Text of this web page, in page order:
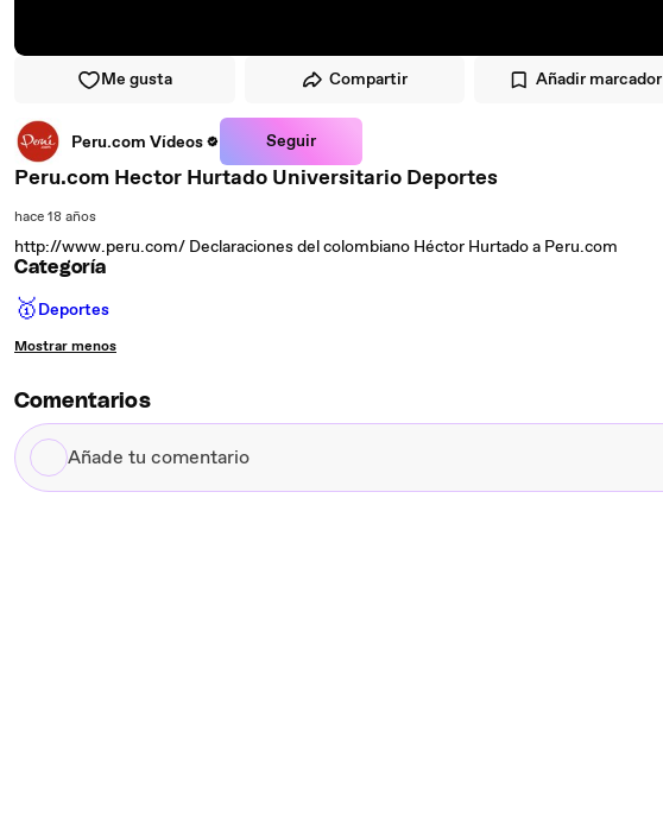
Me gusta Compartir Añadir marcador
Peru.com Vídeos Seguir
Peru.com Hector Hurtado Universitario Deportes
hace 18 años
http://www.peru.com/ Declaraciones del colombiano Héctor Hurtado a Peru.com
Categoría
🥇Deportes
Mostrar menos
Comentarios
Añade
tu